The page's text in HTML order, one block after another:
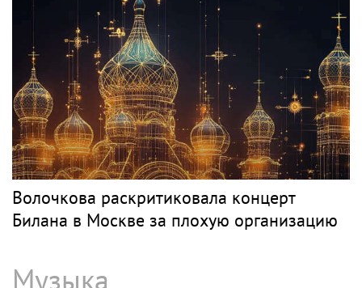
Волочкова раскритиковала концерт
Билана в Москве за плохую организацию
Музыка